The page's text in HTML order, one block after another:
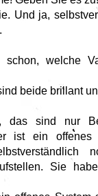
Und ja,
schon, welche
beide brillant
das sind nur
ist ein offenes
Sie